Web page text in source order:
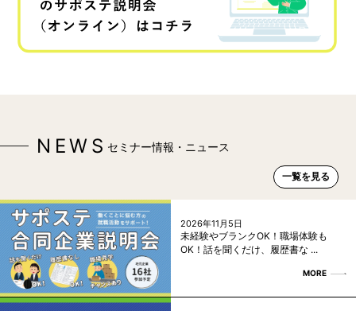
NEWS セミナー情報・ニュース
一覧を見る
2026年11月5日
未経験やブランクOK！職場体験も
OK！話を聞くだけ、履歴書な ...
MORE